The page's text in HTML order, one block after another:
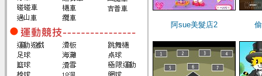
阿sue美髮店2